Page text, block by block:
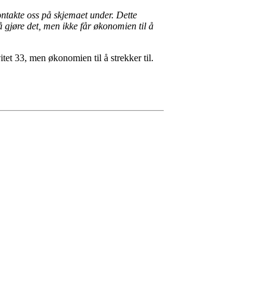
oss på skjemaet under. Dette
det, men ikke får økonomien til å
33, men økonomien til å strekker til.